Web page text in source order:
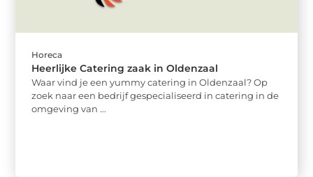
Horeca
Heerlijke Catering zaak in Oldenzaal
Waar vind je een yummy catering in Oldenzaal? Op
zoek naar een bedrijf gespecialiseerd in catering in de
omgeving van ...